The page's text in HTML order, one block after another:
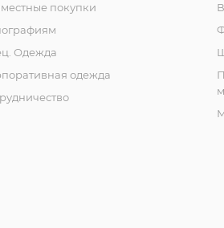
покупки
Одежда
одежда